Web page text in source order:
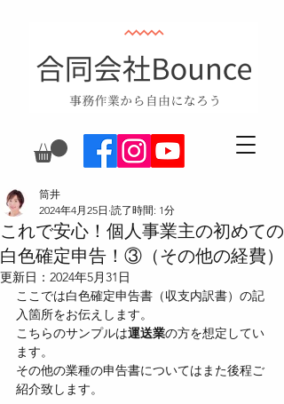
これで安心！個人事業主の初めての
白色確定申告！③（その他の経費）
筒井
2024年4月25日 読了時間: 1分
更新日： 2024年5月31日
ここでは白色確定申告書（収支内訳書）の記
入箇所をお伝えします。
こちらのサンプルは運送業の方を想定してい
ます。
その他の業種の申告書についてはまた後程ご
紹介致します。